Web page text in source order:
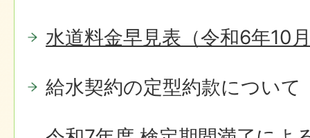
水道料金早見表（令和6年10
給水契約の定型約款について